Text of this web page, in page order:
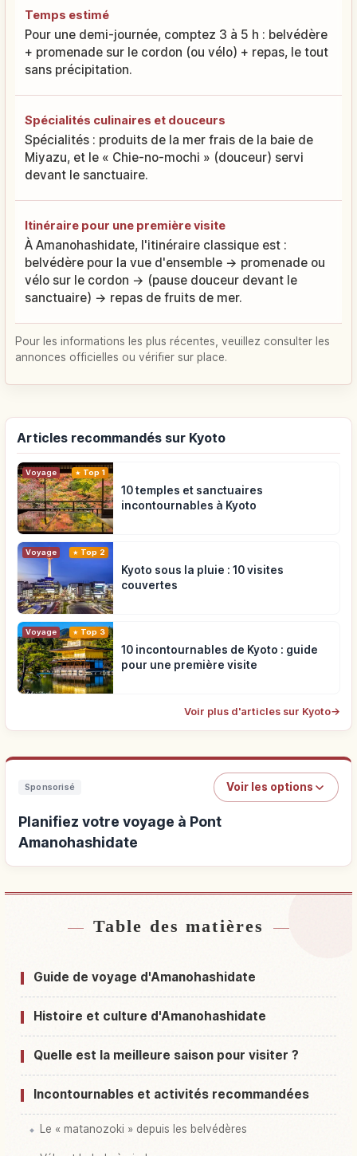
Temps estimé
Pour une demi-journée, comptez 3 à 5 h : belvédère
+ promenade sur le cordon (ou vélo) + repas, le tout
sans précipitation.
Spécialités culinaires et douceurs
Spécialités : produits de la mer frais de la baie de
Miyazu, et le « Chie-no-mochi » (douceur) servi
devant le sanctuaire.
Itinéraire pour une première visite
À Amanohashidate, l'itinéraire classique est :
belvédère pour la vue d'ensemble → promenade ou
vélo sur le cordon → (pause douceur devant le
sanctuaire) → repas de fruits de mer.
Pour les informations les plus récentes, veuillez consulter les
annonces officielles ou vérifier sur place.
Articles recommandés sur Kyoto
Voyage Top 1
10 temples et sanctuaires
incontournables à Kyoto
Voyage Top 2
Kyoto sous la pluie : 10 visites
couvertes
Voyage Top 3
10 incontournables de Kyoto : guide
pour une première visite
Voir plus d'articles sur Kyoto→
Sponsorisé Voir les options
Planifiez votre voyage à Pont
Amanohashidate
Hébergements près de Pont Amanohashidate
Activités à Pont Amanohashidate
Table des matières
Guide de voyage d'Amanohashidate
Histoire et culture d'Amanohashidate
Quelle est la meilleure saison pour visiter ?
Incontournables et activités recommandées
Le « matanozoki » depuis les belvédères